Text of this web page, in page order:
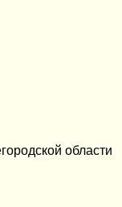
области